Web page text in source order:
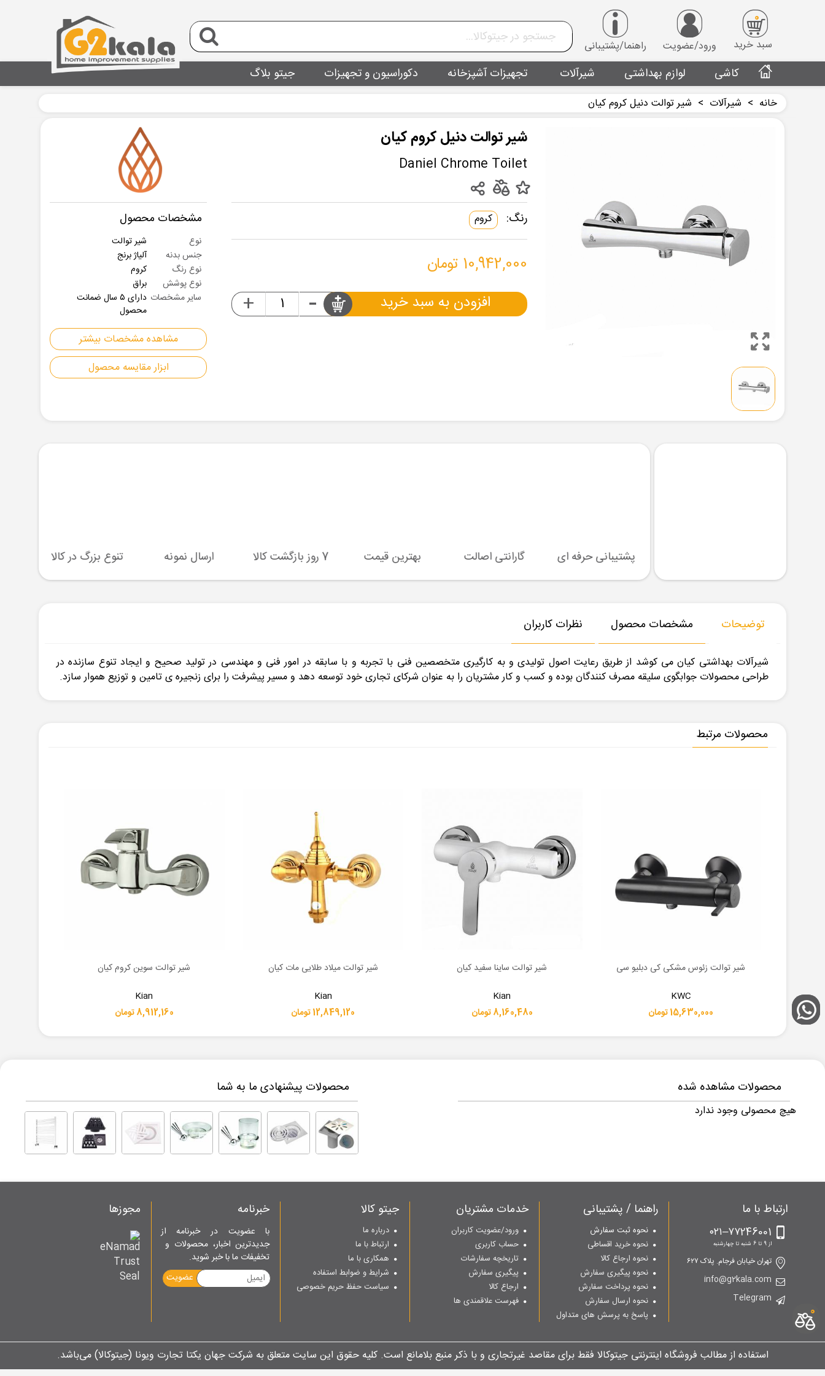
0
سبد خرید
ورود/عضویت راهنما/پشتیبانی
کاشی لوازم بهداشتی شیرآلات تجهیزات آشپزخانه دکوراسیون و تجهیزات جیتو بلاگ
خانه > شیرآلات > شیر توالت دنیل کروم کیان
شیر توالت دنیل کروم کیان
Daniel Chrome Toilet
مشخصات محصول
نوع
شیر توالت
جنس بدنه
آلیاژ برنج
نوع رنگ
کروم
نوع پوشش
براق
سایر مشخصات
دارای ۵ سال ضمانت
محصول
مشاهده مشخصات بیشتر
ابزار مقایسه محصول
رنگ: کروم
10,942,000 تومان
-
+ افزودن به سبد خرید
پشتیبانی حرفه ای گارانتی اصالت بهترین قیمت 7 روز بازگشت کالا ارسال نمونه تنوع بزرگ در کالا
توضیحات مشخصات محصول نظرات کاربران
شیرآلات بهداشتی کیان می کوشد از طریق رعایت اصول تولیدی و به کارگیری متخصصین فنی با تجربه و با سابقه در امور فنی و مهندسی در تولید صحیح و ایجاد تنوع سازنده در
طراحی محصولات جوابگوی سلیقه مصرف کنندگان بوده و کسب و کار مشتریان را به عنوان شرکای تجاری خود توسعه دهد و مسیر پیشرفت را برای زنجیره ی تامین و توزیع هموار سازد.
محصولات مرتبط
اطلاعات بیشتر
شیر توالت زئوس مشکی کی دبلیو سی
KWC
15,630,000 تومان
اطلاعات بیشترشیر توالت ساینا سفید کیان
Kian
8,160,480 تومان
اطلاعات بیشتر
شیر توالت میلاد طلایی مات کیان
Kian
12,849,120 تومان
اطلاعات بیشترشیر توالت سوین کروم کیان
Kian
8,912,160 تومان
محصولات مشاهده شده
هیچ محصولی وجود ندارد
محصولات پیشنهادی ما به شما
ارتباط با ما
۷۷246001–۰۲۱
از 9 تا 6 شنبه تا چهارشنبه
تهران خیابان فرجام. پلاک ۶۲۷
info@g2kala.com
Telegram
راهنما / پشتیبانی
نحوه ثبت سفارش
نحوه خرید اقساطی
نحوه ارجاع کالا
نحوه پیگیری سفارش
نحوه پرداخت سفارش
نحوه ارسال سفارش
پاسخ به پرسش های متداول
خدمات مشتریان
ورود/عضویت کاربران
حساب کاربری
تاریخچه سفارشات
پیگیری سفارش
ارجاع کالا
فهرست علاقمندی ها
جیتو کالا
درباره ما
ارتباط با ما
همکاری با ما
شرایط و ضوابط استفاده
سیاست حفظ حریم خصوصی
خبرنامه
با عضویت در خبرنامه از
جدیدترین اخبار، محصولات و
تخفیفات ما با خبر شوید.
عضویت
مجوزها
استفاده از مطالب فروشگاه اینترنتی جیتوکالا فقط برای مقاصد غیرتجاری و با ذکر منبع بلامانع است. کلیه حقوق این سایت متعلق به شرکت جهان یکتا تجارت ویونا (جیتوکالا) می‌باشد.
0